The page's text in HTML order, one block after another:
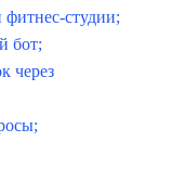
фитнес-студии;
бот;
через